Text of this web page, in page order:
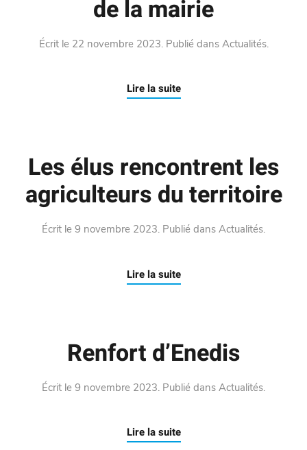
de la mairie
Écrit le 22 novembre 2023. Publié dans Actualités.
Lire la suite
Les élus rencontrent les
agriculteurs du territoire
Écrit le 9 novembre 2023. Publié dans Actualités.
Lire la suite
Renfort d’Enedis
Écrit le 9 novembre 2023. Publié dans Actualités.
Lire la suite